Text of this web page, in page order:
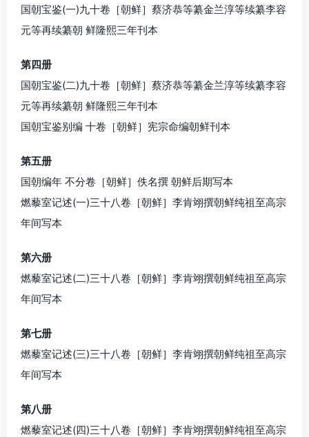
国朝宝鉴(一)九十卷［朝鲜］蔡济恭等纂金兰淳等续纂李容
元等再续纂朝 鲜隆熙三年刊本
第四册
国朝宝鉴(二)九十卷［朝鲜］蔡济恭等纂金兰淳等续纂李容
元等再续纂朝 鲜隆熙三年刊本
国朝宝鉴别编 十卷［朝鲜］宪宗命编朝鲜刊本
第五册
国朝编年 不分卷［朝鲜］佚名撰 朝鲜后期写本
燃藜室记述(一)三十八卷［朝鲜］李肯翊撰朝鲜纯祖至高宗
年间写本
第六册
燃藜室记述(二)三十八卷［朝鲜］李肯翊撰朝鲜纯祖至高宗
年间写本
第七册
燃藜室记述(三)三十八卷［朝鲜］李肯翊撰朝鲜纯祖至高宗
年间写本
第八册
燃藜室记述(四)三十八卷［朝鲜］李肯翊撰朝鲜纯祖至高宗